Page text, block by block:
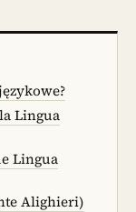
Lingua
Lingua
Alighieri)